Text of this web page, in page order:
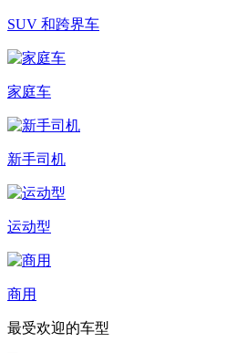
SUV 和跨界车
家庭车
新手司机
运动型
商用
最受欢迎的车型